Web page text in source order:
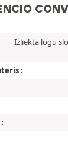
Izliekta logu
: